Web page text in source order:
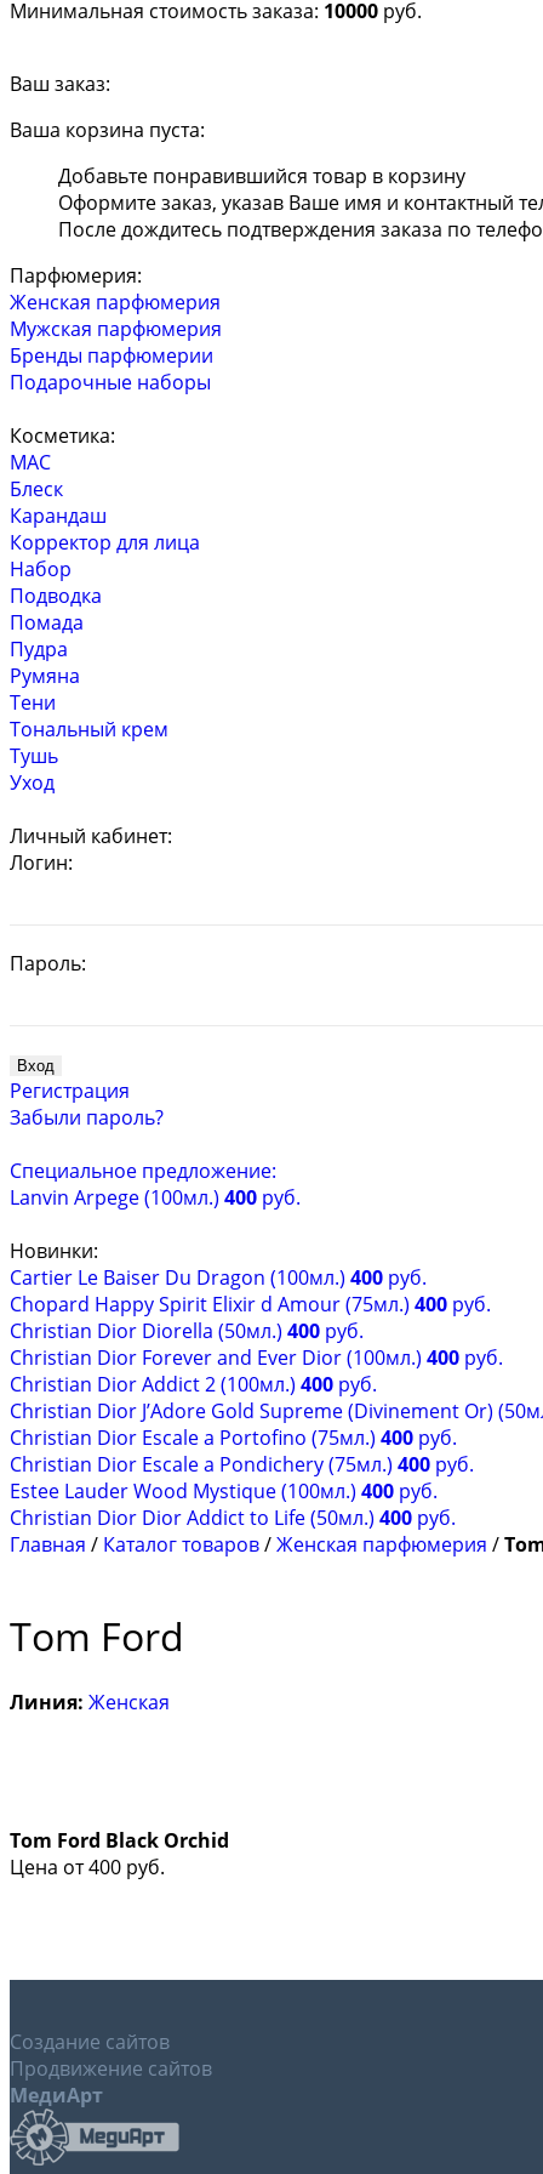
Минимальная стоимость заказа: 10000 руб.
Ваш заказ:
Ваша корзина пуста:
Добавьте понравившийся товар в корзину
Оформите заказ, указав Ваше имя и контактный
После дождитесь подтверждения заказа по
Парфюмерия:
Женская парфюмерия
Мужская парфюмерия
Бренды парфюмерии
Подарочные наборы
Косметика:
MAC
Блеск
Карандаш
Корректор для лица
Набор
Подводка
Помада
Пудра
Румяна
Тени
Тональный крем
Тушь
Уход
Личный кабинет:
Логин:
Пароль:
Регистрация
Забыли пароль?
Специальное предложение:
Lanvin Arpege (100мл.) 400 руб.
Новинки:
Cartier Le Baiser Du Dragon (100мл.) 400 руб.
Chopard Happy Spirit Elixir d Amour (75мл.) 400 руб.
Christian Dior Diorella (50мл.) 400 руб.
Christian Dior Forever and Ever Dior (100мл.) 400 руб.
Christian Dior Addict 2 (100мл.) 400 руб.
Christian Dior J’Adore Gold Supreme (Divinement Or)
Christian Dior Escale a Portofino (75мл.) 400 руб.
Christian Dior Escale a Pondichery (75мл.) 400 руб.
Estee Lauder Wood Mystique (100мл.) 400 руб.
Christian Dior Dior Addict to Life (50мл.) 400 руб.
Главная / Каталог товаров/Женская парфюмерия /
Tom Ford
Линия: Женская
Tom Ford Black Orchid
Цена от400 руб.
Создание сайтов
Продвижение сайтов
МедиАрт